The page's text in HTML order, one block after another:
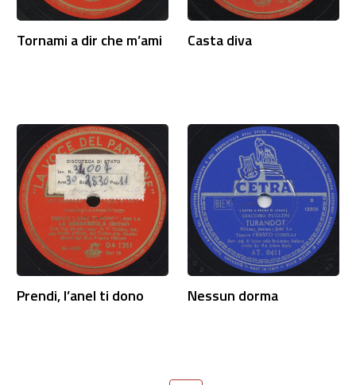
Tornami a dir che m’ami Casta diva
Prendi, l’anel ti dono Nessun dorma